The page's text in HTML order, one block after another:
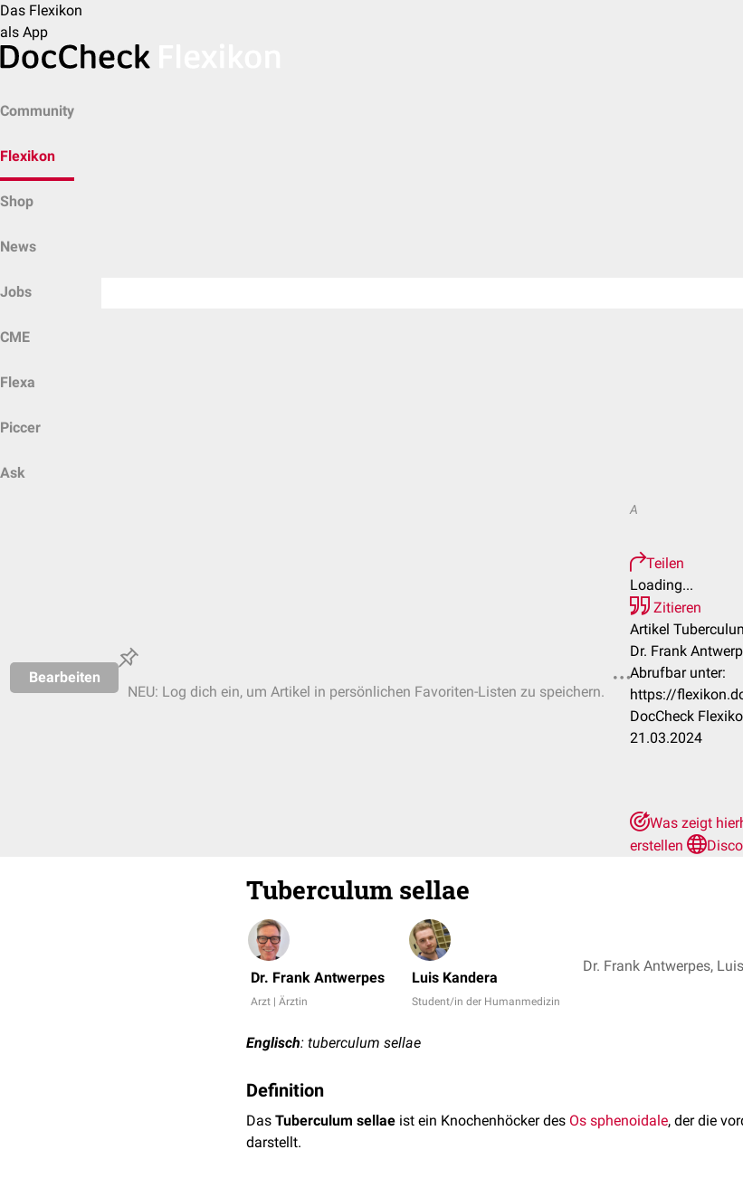
Das Flexikon
als App
Community
Flexikon
Shop
News
Jobs
CME
Flexa
Piccer
Ask
Bearbeiten
NEU: Log dich ein, um Artikel in persönlichen Favoriten-Listen zu speichern.
A
Teilen
Loading...
Zitieren
Artikel
Dr. Frank
Abrufbar unter:
https://
DocCheck
21.03.2024
Was zeigt
erstellen
Tuberculum sellae
Dr. Frank Antwerpes
Arzt | Ärztin
Luis Kandera
Student/in der Humanmedizin
Dr. Frank Antwerpes,
Englisch: tuberculum sellae
Definition
Das Tuberculum sellae ist ein Knochenhöcker des Os sphenoidale, der die
darstellt.